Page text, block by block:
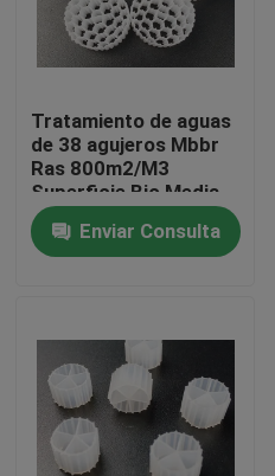
Viaje de la fábrica
Éntrenos en contacto con
El blog
Medios de filtro MBBR
Bio medios de MBBR
Tratamiento de aguas
de 38 agujeros Mbbr
Ras 800m2/M3
Superficie Bio Media
Enviar Consulta